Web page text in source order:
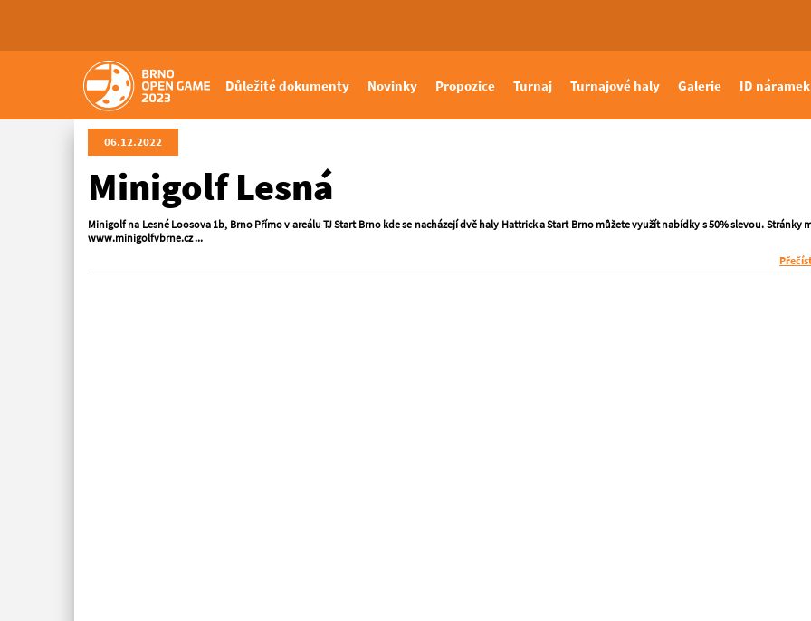
Důležité dokumenty Novinky Propozice Turnaj Turnajové haly Galerie ID
06.12.2022
Minigolf Lesná
Minigolf na Lesné Loosova 1b, Brno Přímo v areálu TJ Start Brno kde se nacházejí dvě haly Hattrick a Start Brno můžete využít nabídky s 50% slevou. Stránky
www.minigolfvbrne.cz ...